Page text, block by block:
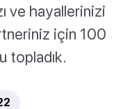
ve hayallerinizi
için 100
topladık.